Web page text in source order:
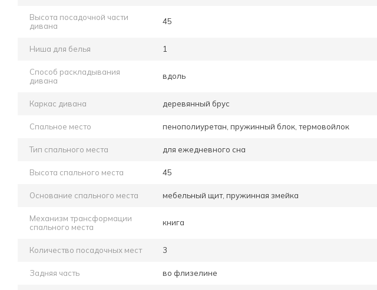
Высота посадочной части
дивана
45
Ниша для белья 1
Способ раскладывания
дивана
вдоль
Каркас дивана деревянный брус
Спальное место пенополиуретан, пружинный блок, термовойлок
Тип спального места для ежедневного сна
Высота спального места 45
Основание спального места мебельный щит, пружинная змейка
Механизм трансформации
спального места
книга
Количество посадочных мест 3
Задняя часть во флизелине